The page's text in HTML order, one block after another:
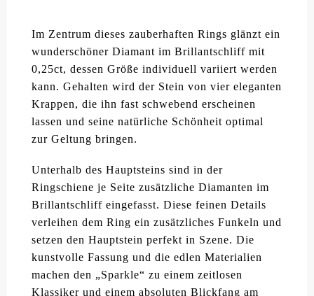
Im Zentrum dieses zauberhaften Rings glänzt ein
wunderschöner Diamant im Brillantschliff mit
0,25ct, dessen Größe individuell variiert werden
kann. Gehalten wird der Stein von vier eleganten
Krappen, die ihn fast schwebend erscheinen
lassen und seine natürliche Schönheit optimal
zur Geltung bringen.
Unterhalb des Hauptsteins sind in der
Ringschiene je Seite zusätzliche Diamanten im
Brillantschliff eingefasst. Diese feinen Details
verleihen dem Ring ein zusätzliches Funkeln und
setzen den Hauptstein perfekt in Szene. Die
kunstvolle Fassung und die edlen Materialien
machen den „Sparkle“ zu einem zeitlosen
Klassiker und einem absoluten Blickfang am